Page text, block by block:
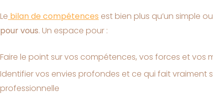
Le bilan de compétences est bien plus qu’un simple
pour vous. Un espace pour :
Faire le point sur vos compétences, vos forces et vos
Identifier vos envies profondes et ce qui fait vraiment
professionnelle